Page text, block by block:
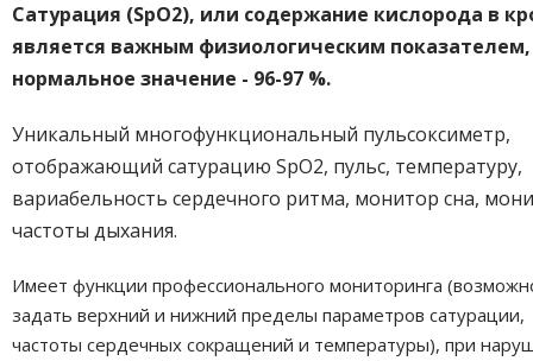
Сатурация (SpO2), или содержание кислорода в
является важным физиологическим показателем,
нормальное значение - 96-97 %.
Уникальный многофункциональный пульсоксиметр,
отображающий сатурацию SpO2, пульс, температуру,
вариабельность сердечного ритма, монитор сна,
частоты дыхания.
Имеет функции профессионального мониторинга
задать верхний и нижний пределы параметров сатурации,
частоты сердечных сокращений и температуры), при